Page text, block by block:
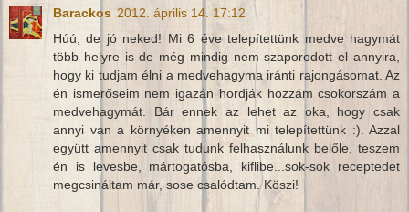
Barackos 2012. április 14. 17:12
Húú, de jó neked! Mi 6 éve telepítettünk medve hagymát
több helyre is de még mindig nem szaporodott el annyira,
hogy ki tudjam élni a medvehagyma iránti rajongásomat. Az
én ismerőseim nem igazán hordják hozzám csokorszám a
medvehagymát. Bár ennek az lehet az oka, hogy csak
annyi van a környéken amennyit mi telepítettünk :). Azzal
együtt amennyit csak tudunk felhasználunk belőle, teszem
én is levesbe, mártogatósba, kiflibe...sok-sok receptedet
megcsináltam már, sose csalódtam. Köszi!